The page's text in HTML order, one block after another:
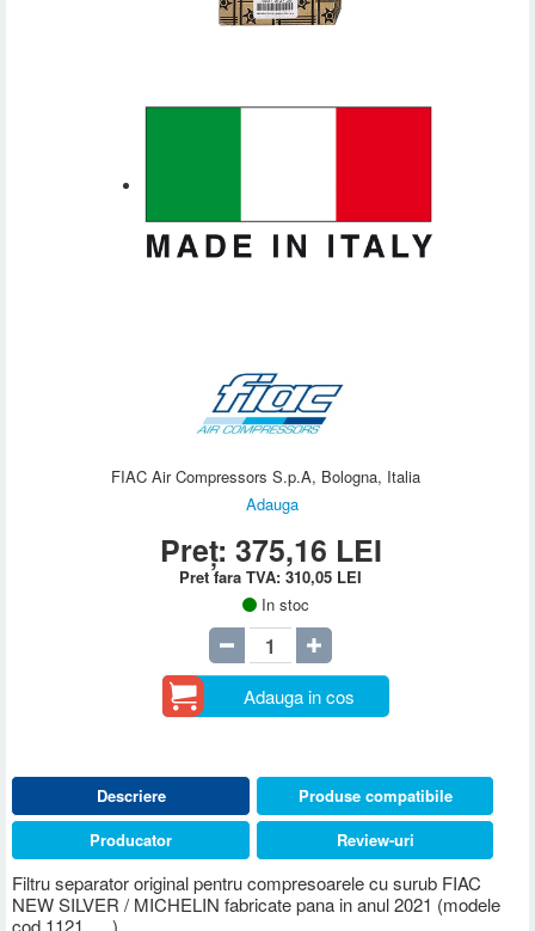
FIAC Air Compressors S.p.A, Bologna, Italia
Adauga
Preț: 375,16 LEI
Pret fara TVA:310,05 LEI
In stoc
Adauga in cos
Descriere
Filtru separator original pentru compresoarele cu surub FIAC
NEW SILVER / MICHELIN fabricate pana in anul 2021 (modele
cod 1121......)
Produse compatibile
Producator
Review-uri